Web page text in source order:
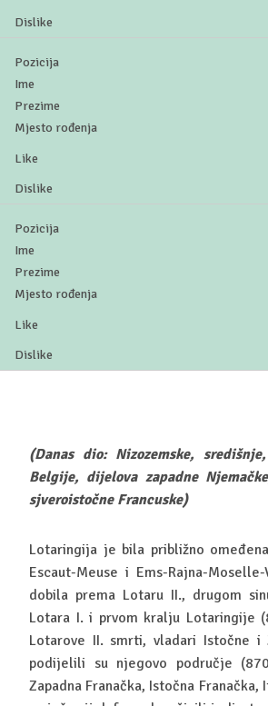
(Danas dio: Nizozemske,
Belgije, dijelova zapadne
sjveroistočne Francuske)
Lotaringija je bila približno
Escaut-Meuse i Ems-Rajna-
dobila prema Lotaru II., drugom
Lotara I. i prvom kralju Lotaringije
Lotarove II. smrti, vladari Istočne i
podijelili su njegovo područje
Zapadna Franačka, Istočna